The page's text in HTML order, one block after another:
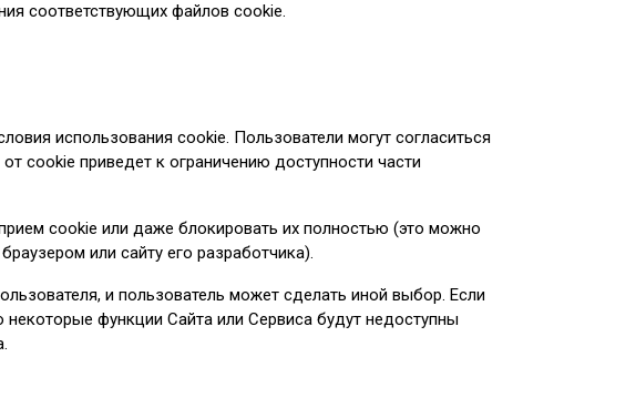
соответствующих файлов cookie.
использования cookie. Пользователи могут согласиться
cookie приведет к ограничению доступности части
cookie или даже блокировать их полностью (это можно
или сайту его разработчика).
и пользователь может сделать иной выбор. Если
функции Сайта или Сервиса будут недоступны